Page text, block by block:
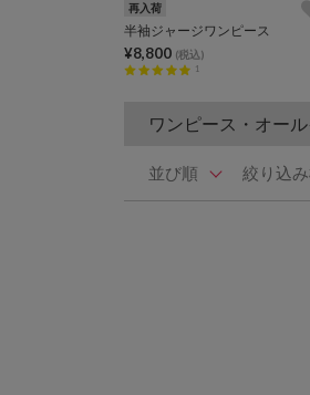
再入荷
半袖ジャージワンピース
¥8,800 (税込)
1
ワンピース・オー
並び順 絞り込